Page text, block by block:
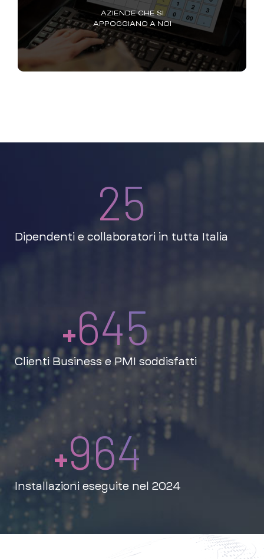
AZIENDE CHE SI
APPOGGIANO A NOI
25
Dipendenti e collaboratori in tutta Italia
+645
Clienti Business e PMI soddisfatti
+964
Installazioni eseguite nel 2024